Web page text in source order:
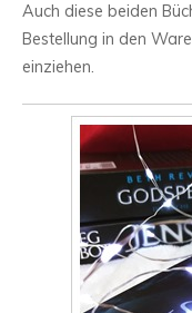
Auch diese beiden
Bestellung in den
einziehen.